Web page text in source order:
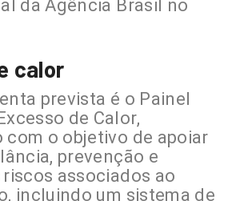
da Agência Brasil no
calor
prevista é o Painel
de Calor,
com o objetivo de apoiar
prevenção e
associados ao
incluindo um sistema de